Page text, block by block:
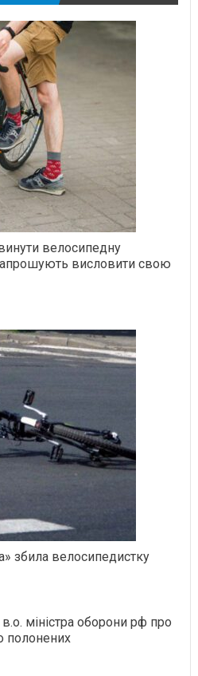
велосипедну
висловити свою
збила велосипедистку
міністра оборони рф про
полонених